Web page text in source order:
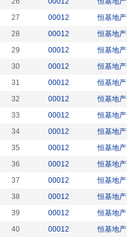
27
00012 恒基地产
28
00012 恒基地产
29
00012 恒基地产
30
00012 恒基地产
31
00012 恒基地产
32
00012 恒基地产
33
00012 恒基地产
34
00012 恒基地产
35
00012 恒基地产
36
00012 恒基地产
37
00012 恒基地产
38
00012 恒基地产
39
00012 恒基地产
40
00012 恒基地产